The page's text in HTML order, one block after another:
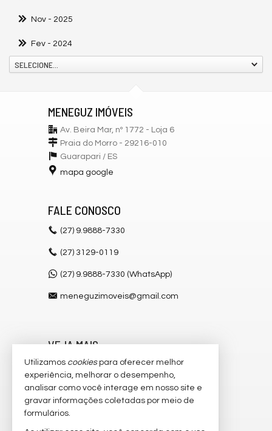
Nov - 2025
Fev - 2024
SELECIONE...
MENEGUZ IMÓVEIS
Av. Beira Mar, nº 1772 - Loja 6
Praia do Morro - 29216-010
Guarapari / ES
mapa google
FALE CONOSCO
(27) 9.9888-7330
(27) 3129-0119
(27) 9.9888-7330 (WhatsApp)
meneguzimoveis@gmail.com
VEJA MAIS
receba nosso newsletter
cadastre seu imóvel
Utilizamos cookiespara oferecer melhor
experiência, melhorar o desempenho,
analisar como você interage em nosso site e
gravar informações coletadas por meio de
formulários.